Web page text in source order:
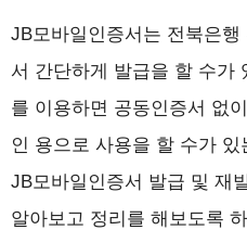
JB모바일인증서는 전북은
서 간단하게 발급을 할 수가
를 이용하면 공동인증서 없
인 용으로 사용을 할 수가
JB모바일인증서 발급 및 재
알아보고 정리를 해보도록